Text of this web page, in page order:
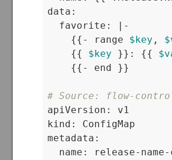
data:
  favorite: |-
    {{- range
$key ,
    {{
$key }}: {{
    {{- end }}
# Source: flow-
apiVersion: v1
kind: ConfigMap
metadata:
name: release-